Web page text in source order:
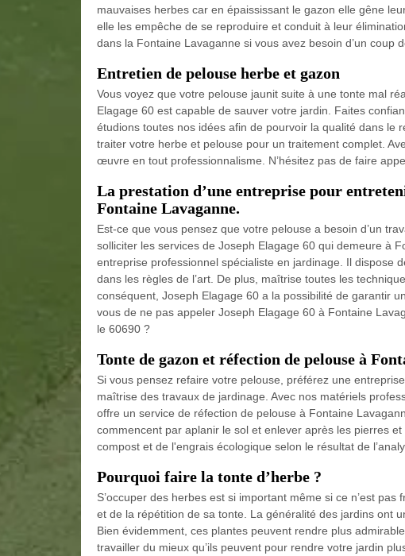
mauvaises herbes car en épaississant le gazon elle gêne
elle les empêche de se reproduire et conduit à leur
dans la Fontaine Lavaganne si vous avez besoin d’un coup
Entretien de pelouse herbe et gazon
Vous voyez que votre pelouse jaunit suite à une tonte mal
Elagage 60 est capable de sauver votre jardin. Faites
étudions toutes nos idées afin de pourvoir la qualité dans le
traiter votre herbe et pelouse pour un traitement complet.
œuvre en tout professionnalisme. N’hésitez pas de faire
La prestation d’une entreprise pour
Fontaine Lavaganne.
Est-ce que vous pensez que votre pelouse a besoin d’un
solliciter les services de Joseph Elagage 60 qui demeure à
entreprise professionnel spécialiste en jardinage. Il dispose
dans les règles de l’art. De plus, maîtrise toutes les
conséquent, Joseph Elagage 60 a la possibilité de garantir
vous de ne pas appeler Joseph Elagage 60 à Fontaine
le 60690 ?
Tonte de gazon et réfection de pelouse à
Si vous pensez refaire votre pelouse, préférez une
maîtrise des travaux de jardinage. Avec nos matériels
offre un service de réfection de pelouse à Fontaine
commencent par aplanir le sol et enlever après les pierres
compost et de l'engrais écologique selon le résultat de
Pourquoi faire la tonte d’herbe ?
S’occuper des herbes est si important même si ce n’est
et de la répétition de sa tonte. La généralité des jardins ont
Bien évidemment, ces plantes peuvent rendre plus
travailler du mieux qu’ils peuvent pour rendre votre jardin